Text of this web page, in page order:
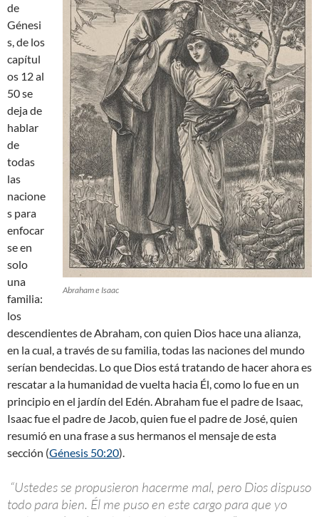
Abraham e Isaac
de
Génesi
s, de los
capítul
os 12 al
50 se
deja de
hablar
de
todas
las
nacione
s para
enfocar
se en
solo
una
familia:
los
descendientes de Abraham, con quien Dios hace una alianza,
en la cual, a través de su familia, todas las naciones del mundo
serían bendecidas. Lo que Dios está tratando de hacer ahora es
rescatar a la humanidad de vuelta hacia Él, como lo fue en un
principio en el jardín del Edén. Abraham fue el padre de Isaac,
Isaac fue el padre de Jacob, quien fue el padre de José, quien
resumió en una frase a sus hermanos el mensaje de esta
sección (Génesis 50:20).
“Ustedes se propusieron hacerme mal, pero Dios dispuso
todo para bien. Él me puso en este cargo para que yo